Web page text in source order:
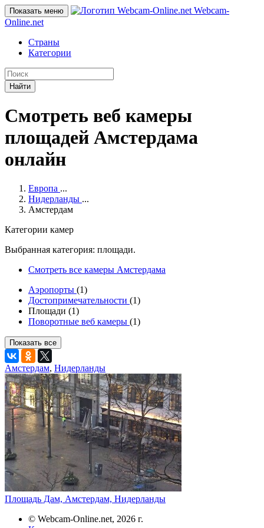
Показать меню
Webcam-
Online.net
Страны
Категории
Найти
Смотреть веб камеры
площадей Амстердама
онлайн
Европа ...
Нидерланды ...
Амстердам
Категории камер
Выбранная категория: площади.
Смотреть все камеры Амстердама
Аэропорты (1)
Достопримечательности (1)
Площади (1)
Поворотные веб камеры (1)
Показать все
Амстердам, Нидерланды
Площадь Дам, Амстердам, Нидерланды
© Webcam-Online.net, 2026 г.